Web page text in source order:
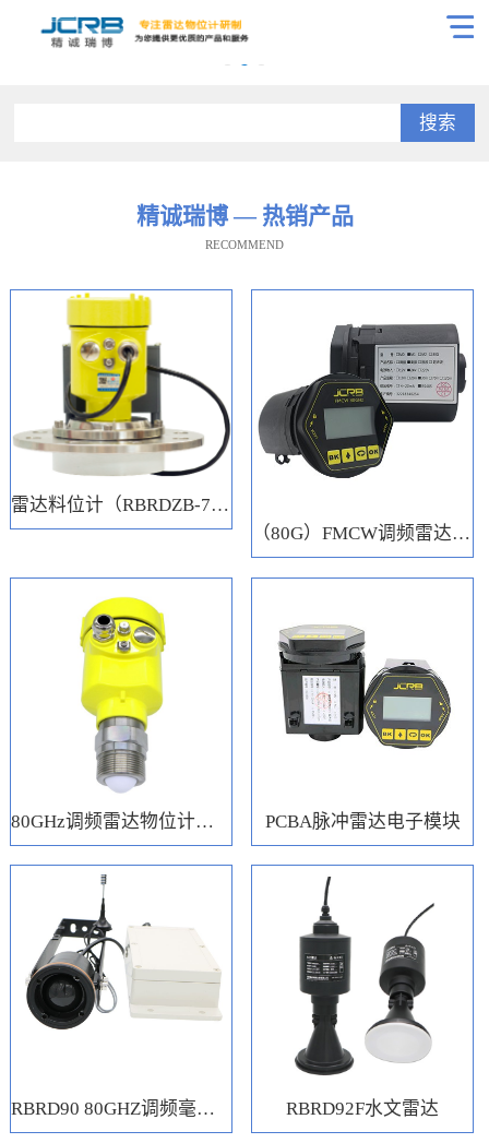
搜索
精诚瑞博 — 热销产品
RECOMMEND
雷达料位计（RBRDZB-71-6-C）
（80G）FMCW调频雷达电子模块
80GHz调频雷达物位计（RBRD71） PCBA脉冲雷达电子模块
RBRD90 80GHZ调频毫米波水位计 RBRD92F水文雷达